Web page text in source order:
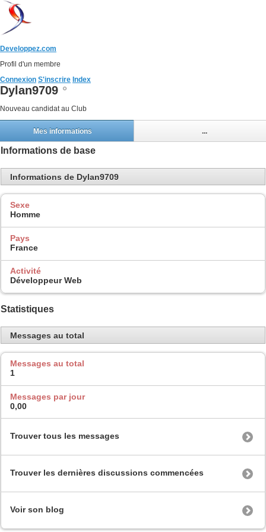
Developpez.com
Profil d'un membre
Connexion S'inscrire Index
Dylan9709
Nouveau candidat au Club
Mes informations ...
Informations de base
Informations de Dylan9709
Sexe
Homme
Pays
France
Activité
Développeur Web
Statistiques
Messages au total
Messages au total
1
Messages par jour
0,00
Trouver tous les messages
Trouver les dernières discussions commencées
Voir son blog